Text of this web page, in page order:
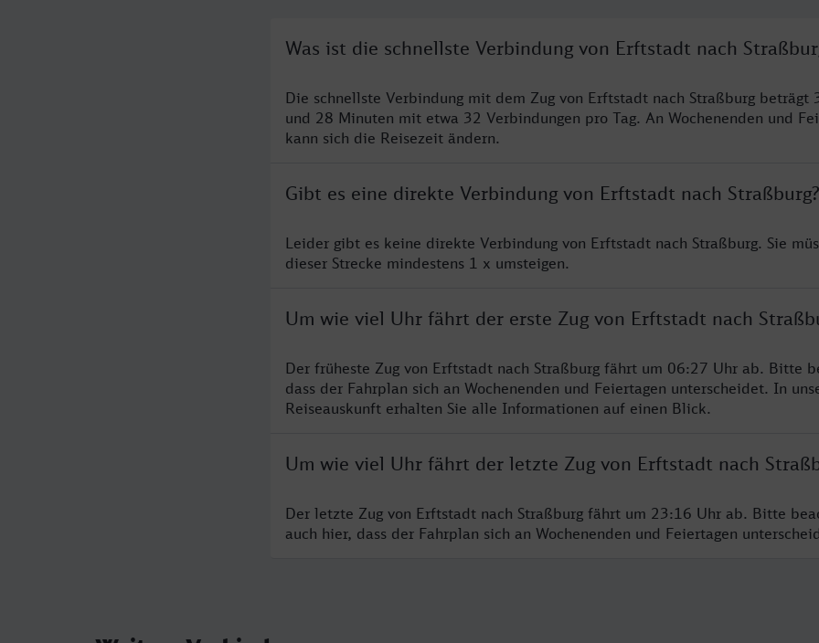
Was ist die schnellste Verbindung von Erftstadt nach
Die schnellste Verbindung mit dem Zug von Erftstadt nach Straßburg beträgt
und 28 Minuten mit etwa 32 Verbindungen pro Tag. An Wochenenden und
kann sich die Reisezeit ändern.
Gibt es eine direkte Verbindung von Erftstadt nach Straßburg?
Leider gibt es keine direkte Verbindung von Erftstadt nach Straßburg. Sie
dieser Strecke mindestens 1 x umsteigen.
Um wie viel Uhr fährt der erste Zug von Erftstadt nach
Der früheste Zug von Erftstadt nach Straßburg fährt um 06:27 Uhr ab. Bitte
dass der Fahrplan sich an Wochenenden und Feiertagen unterscheidet. In
Reiseauskunft erhalten Sie alle Informationen auf einen Blick.
Um wie viel Uhr fährt der letzte Zug von Erftstadt nach
Der letzte Zug von Erftstadt nach Straßburg fährt um 23:16 Uhr ab. Bitte
auch hier, dass der Fahrplan sich an Wochenenden und Feiertagen